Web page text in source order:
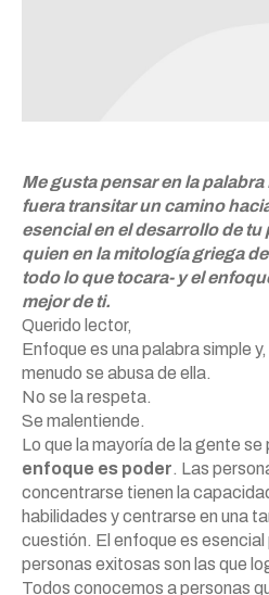
Me gusta pensar en la
fuera transitar un camino
esencial en el desarrollo de tu
quien en la mitología griega
todo lo que tocara- y el
mejor de ti.
Querido lector,
Enfoque es una palabra simple
menudo se abusa de ella.
No se la respeta.
Se malentiende.
Lo que la mayoría de la gente se
enfoque es poder. Las
concentrarse tienen la
habilidades y centrarse en una
cuestión. El enfoque es esencial
personas exitosas son las que
Todos conocemos a personas